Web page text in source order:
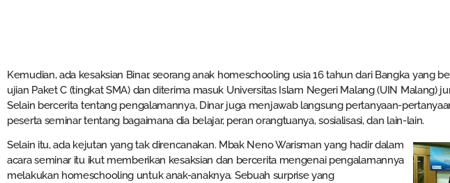
Kemudian, ada kesaksian Binar, seorang anak homeschooling usia 16 tahun dari Bangka yang
ujian Paket C (tingkat SMA) dan diterima masuk Universitas Islam Negeri Malang (UIN Malang)
Selain bercerita tentang pengalamannya, Dinar juga menjawab langsung pertanyaan-
peserta seminar tentang bagaimana dia belajar, peran orangtuanya, sosialisasi, dan lain-lain.
Selain itu, ada kejutan yang tak direncanakan. Mbak Neno Warisman yang hadir dalam
acara seminar itu ikut memberikan kesaksian dan bercerita mengenai pengalamannya
melakukan homeschooling untuk anak-anaknya. Sebuah surprise yang